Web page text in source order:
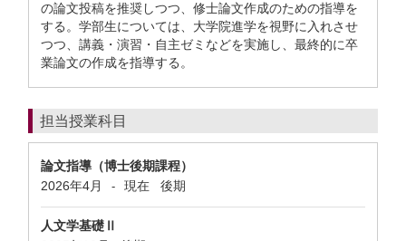
の論文投稿を推奨しつつ、修士論文作成のための指導を
する。学部生については、大学院進学を視野に入れさせ
つつ、講義・演習・自主ゼミなどを実施し、最終的に卒
業論文の作成を指導する。
担当授業科目
論文指導（博士後期課程）
2026年4月
- 現在 後期
人文学基礎Ⅱ